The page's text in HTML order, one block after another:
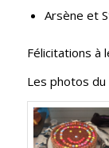
Arsène et
Félicitations à
Les photos